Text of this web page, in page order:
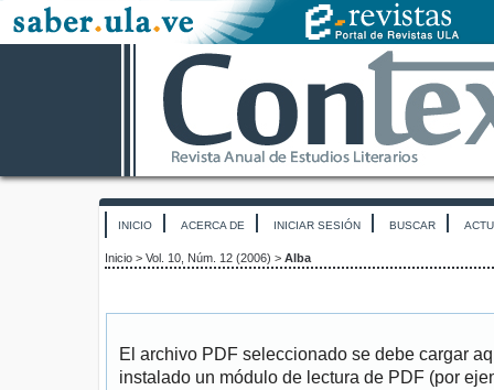
INICIO ACERCA DE INICIAR SESIÓN BUSCAR
Inicio > Vol. 10, Núm. 12 (2006) > Alba
El archivo PDF seleccionado se debe cargar
instalado un módulo de lectura de PDF (por